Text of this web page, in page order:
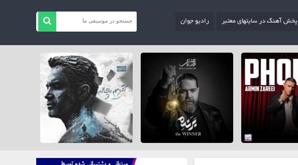
پخش آهنگ در سایتهای معتبر رادیو جوان